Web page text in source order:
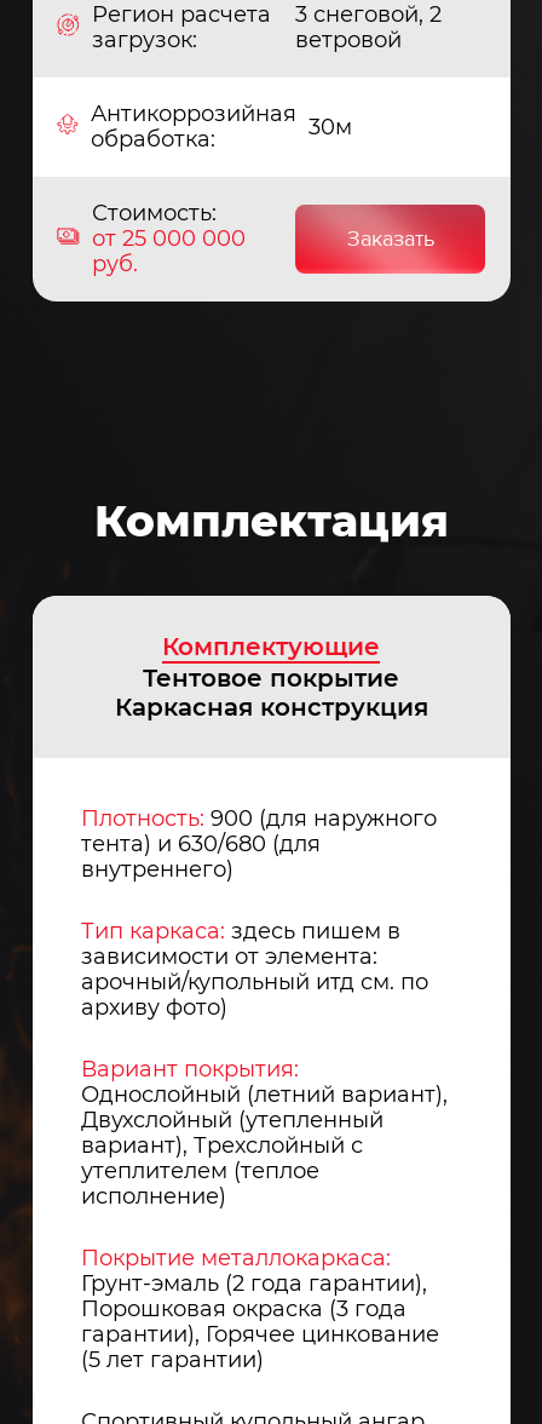
Регион расчета
загрузок:
3 снеговой, 2
ветровой
Антикоррозийная
обработка:
30м
Стоимость:
от 25 000 000
руб.
Заказать
Комплектация
Комплектующие
Тентовое покрытие
Каркасная конструкция
Плотность: 900 (для наружного
тента) и 630/680 (для
внутреннего)
Тип каркаса: здесь пишем в
зависимости от элемента:
арочный/купольный итд см. по
архиву фото)
Вариант покрытия:
Однослойный (летний вариант),
Двухслойный (утепленный
вариант), Трехслойный с
утеплителем (теплое
исполнение)
Покрытие металлокаркаса:
Грунт-эмаль (2 года гарантии),
Порошковая окраска (3 года
гарантии), Горячее цинкование
(5 лет гарантии)